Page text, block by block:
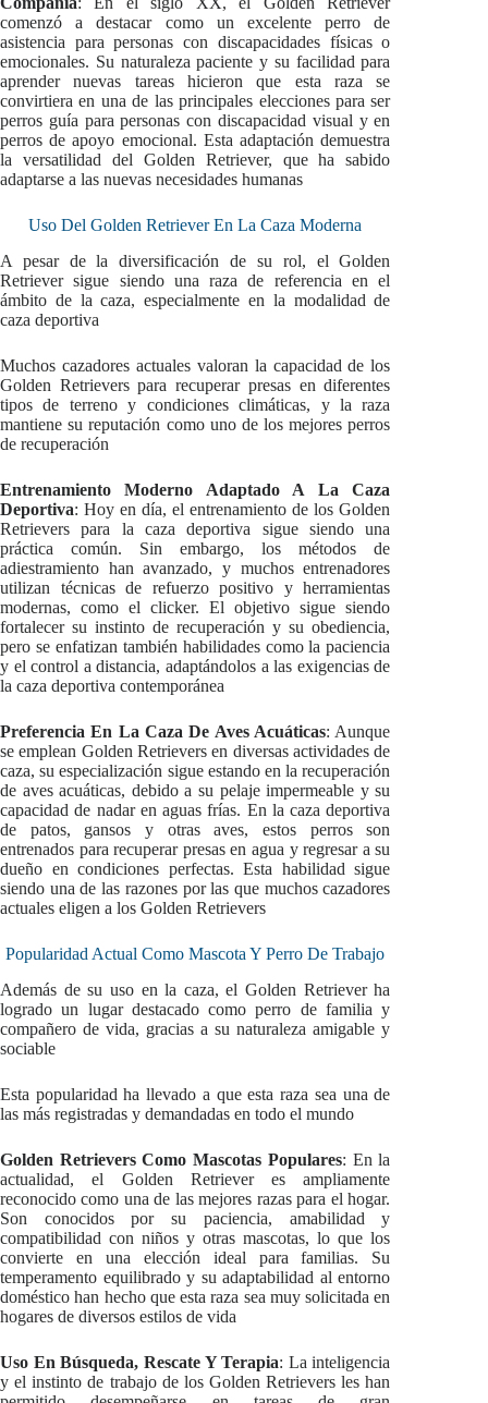
comenzó a destacar como un excelente perro de
asistencia para personas con discapacidades físicas o
emocionales. Su naturaleza paciente y su facilidad para
aprender nuevas tareas hicieron que esta raza se
convirtiera en una de las principales elecciones para ser
perros guía para personas con discapacidad visual y en
perros de apoyo emocional. Esta adaptación demuestra
la versatilidad del Golden Retriever, que ha sabido
adaptarse a las nuevas necesidades humanas
Uso Del Golden Retriever En La Caza Moderna
A pesar de la diversificación de su rol, el Golden
Retriever sigue siendo una raza de referencia en el
ámbito de la caza, especialmente en la modalidad de
caza deportiva
Muchos cazadores actuales valoran la capacidad de los
Golden Retrievers para recuperar presas en diferentes
tipos de terreno y condiciones climáticas, y la raza
mantiene su reputación como uno de los mejores perros
de recuperación
Entrenamiento Moderno Adaptado A La Caza
Deportiva: Hoy en día, el entrenamiento de los Golden
Retrievers para la caza deportiva sigue siendo una
práctica común. Sin embargo, los métodos de
adiestramiento han avanzado, y muchos entrenadores
utilizan técnicas de refuerzo positivo y herramientas
modernas, como el clicker. El objetivo sigue siendo
fortalecer su instinto de recuperación y su obediencia,
pero se enfatizan también habilidades como la paciencia
y el control a distancia, adaptándolos a las exigencias de
la caza deportiva contemporánea
Preferencia En La Caza De Aves Acuáticas: Aunque
se emplean Golden Retrievers en diversas actividades de
caza, su especialización sigue estando en la recuperación
de aves acuáticas, debido a su pelaje impermeable y su
capacidad de nadar en aguas frías. En la caza deportiva
de patos, gansos y otras aves, estos perros son
entrenados para recuperar presas en agua y regresar a su
dueño en condiciones perfectas. Esta habilidad sigue
siendo una de las razones por las que muchos cazadores
actuales eligen a los Golden Retrievers
Popularidad Actual Como Mascota Y Perro De Trabajo
Además de su uso en la caza, el Golden Retriever ha
logrado un lugar destacado como perro de familia y
compañero de vida, gracias a su naturaleza amigable y
sociable
Esta popularidad ha llevado a que esta raza sea una de
las más registradas y demandadas en todo el mundo
Golden Retrievers Como Mascotas Populares: En la
actualidad, el Golden Retriever es ampliamente
reconocido como una de las mejores razas para el hogar.
Son conocidos por su paciencia, amabilidad y
compatibilidad con niños y otras mascotas, lo que los
convierte en una elección ideal para familias. Su
temperamento equilibrado y su adaptabilidad al entorno
doméstico han hecho que esta raza sea muy solicitada en
hogares de diversos estilos de vida
Uso En Búsqueda, Rescate Y Terapia: La inteligencia
y el instinto de trabajo de los Golden Retrievers les han